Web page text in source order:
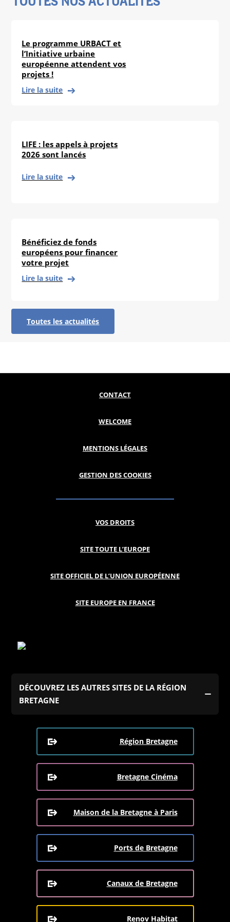
Le programme URBACT et
l’Initiative urbaine
européenne attendent vos
projets !
Lire la suite
LIFE : les appels à projets
2026 sont lancés
Lire la suite
Bénéficiez de fonds
européens pour financer
votre projet
Lire la suite
Toutes les actualités
CONTACT
WELCOME
MENTIONS LÉGALES
GESTION DES COOKIES
VOS DROITS
SITE TOUTE L’EUROPE
SITE OFFICIEL DE L’UNION EUROPÉENNE
SITE EUROPE EN FRANCE
DÉCOUVREZ LES AUTRES SITES DE LA RÉGION
BRETAGNE
Région Bretagne
Bretagne Cinéma
Maison de la Bretagne à Paris
Ports de Bretagne
Canaux de Bretagne
Renov Habitat